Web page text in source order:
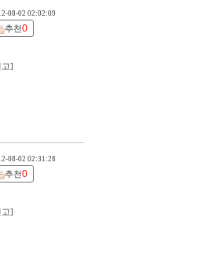
08-02 02:02:09
추천0
]
08-02 02:31:28
추천0
]